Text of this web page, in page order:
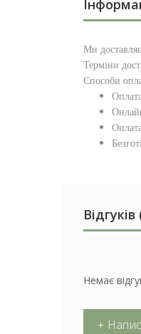
Ми
Терміни
Способи
Відгуків
Немає
+